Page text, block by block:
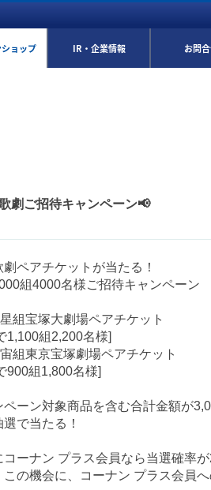
ョップ IR・企業情報 お問
劇ご招待キャンペーン📢
劇ペアチケットが当たる！
組4000名様ご招待キャンペーン
組宝塚大劇場ペアチケット
1,100組2,200名様]
組東京宝塚劇場ペアチケット
900組1,800名様]
ペーン対象商品を含む合計金額が
選で当たる！
コーナン プラス会員なら当選確率が
この機会に、コーナン プラス会員